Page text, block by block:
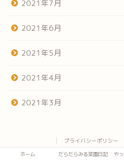
2021年7月
2021年6月
2021年5月
2021年4月
2021年3月
プライバシーポリシー
2021–2026 はにお
ホーム だらだらみる菜園日記 や